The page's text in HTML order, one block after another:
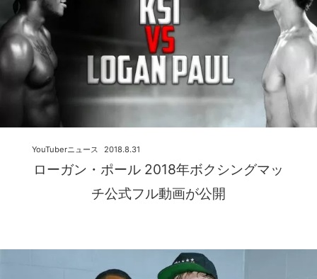
ローガン・ポール 2018年ボクシングマッ
チ公式フル動画が公開
2018.8.31
YouTuberニュース